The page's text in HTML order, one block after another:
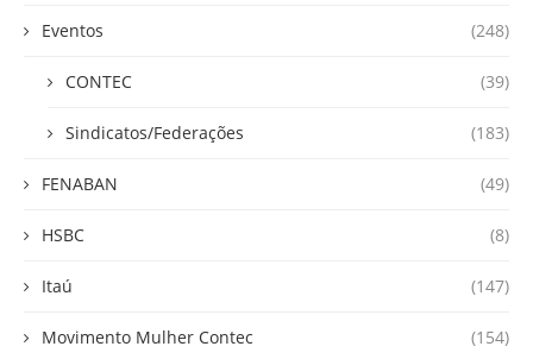
Eventos (248)
CONTEC (39)
Sindicatos/Federações (183)
FENABAN (49)
HSBC (8)
Itaú (147)
Movimento Mulher Contec (154)